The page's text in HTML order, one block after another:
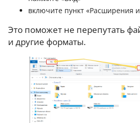
включите пункт «Расширения
Это поможет не перепутать
и другие форматы.